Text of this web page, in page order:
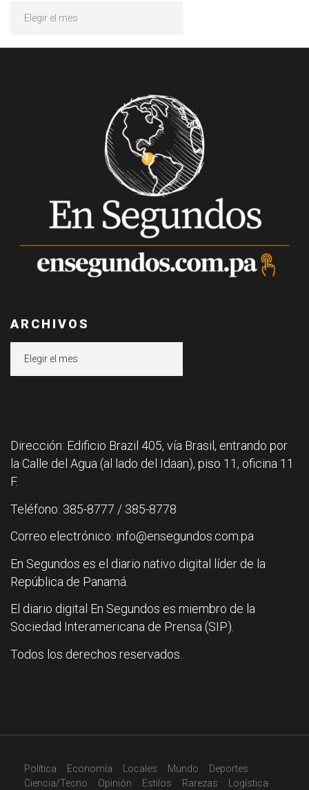
ARCHIVOS
Dirección: Edificio Brazil 405, vía Brasil, entrando por
la Calle del Agua (al lado del Idaan), piso 11, oficina 11
F.
Teléfono: 385-8777 / 385-8778
Correo electrónico: info@ensegundos.com.pa
En Segundos es el diario nativo digital líder de la
República de Panamá.
El diario digital En Segundos es miembro de la
Sociedad Interamericana de Prensa (SIP).
Todos los derechos reservados.
Política Economía Locales Mundo
Deportes
Ciencia/Tecno
Opinión Estilos Rarezas Logística